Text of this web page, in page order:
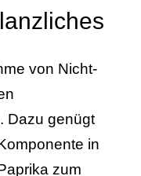
von Nicht-
Dazu genügt
in
zum